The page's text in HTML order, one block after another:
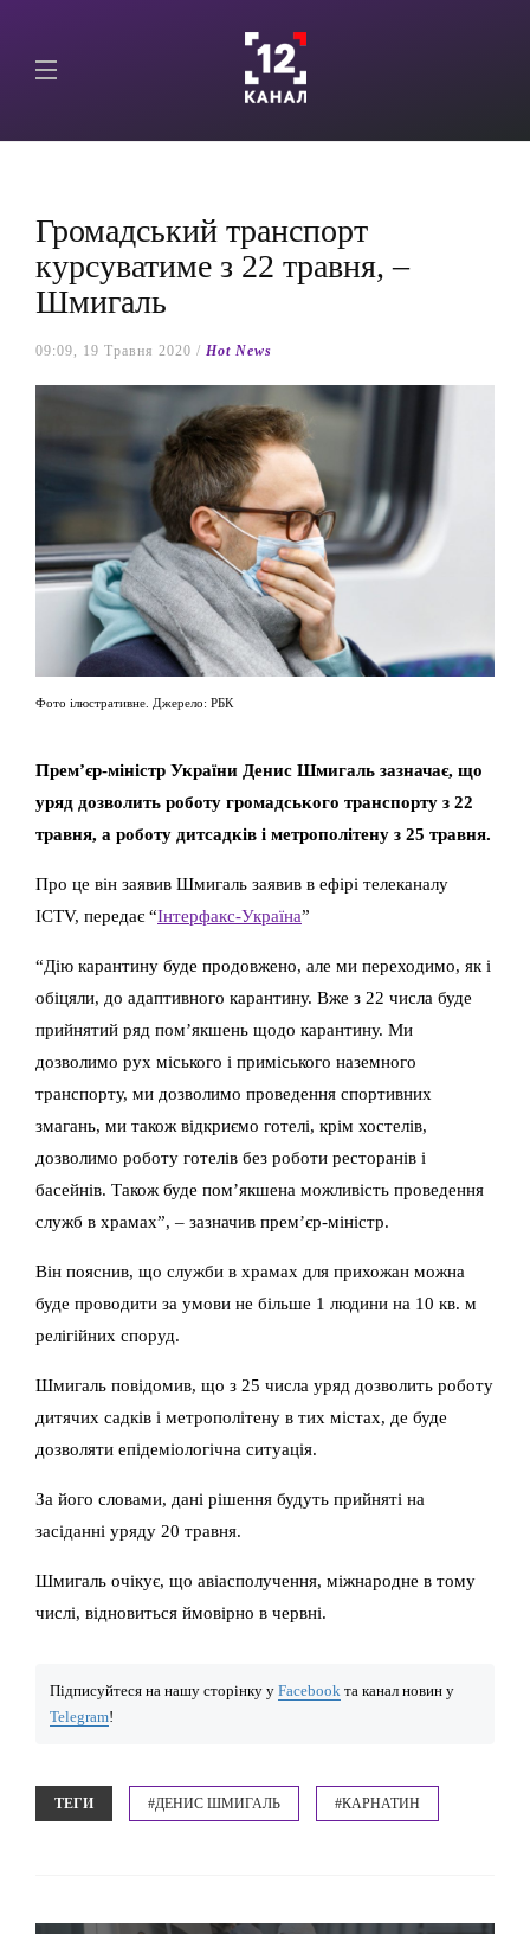
Громадський транспорт
курсуватиме з 22 травня, –
Шмигаль
09:09, 19 Травня 2020 / Hot News
Фото ілюстративне. Джерело: РБК
Прем’єр-міністр України Денис Шмигаль зазначає, що
уряд дозволить роботу громадського транспорту з 22
травня, а роботу дитсадків і метрополітену з 25 травня.
Про це він заявив Шмигаль заявив в ефірі телеканалу
ICTV, передає “Інтерфакс-Україна”
“Дію карантину буде продовжено, але ми переходимо, як і
обіцяли, до адаптивного карантину. Вже з 22 числа буде
прийнятий ряд пом’якшень щодо карантину. Ми
дозволимо рух міського і приміського наземного
транспорту, ми дозволимо проведення спортивних
змагань, ми також відкриємо готелі, крім хостелів,
дозволимо роботу готелів без роботи ресторанів і
басейнів. Також буде пом’якшена можливість проведення
служб в храмах”, – зазначив прем’єр-міністр.
Він пояснив, що служби в храмах для прихожан можна
буде проводити за умови не більше 1 людини на 10 кв. м
релігійних споруд.
Шмигаль повідомив, що з 25 числа уряд дозволить роботу
дитячих садків і метрополітену в тих містах, де буде
дозволяти епідеміологічна ситуація.
За його словами, дані рішення будуть прийняті на
засіданні уряду 20 травня.
Шмигаль очікує, що авіасполучення, міжнародне в тому
числі, відновиться ймовірно в червні.
Підписуйтеся на нашу сторінку у Facebook та канал новин у
Telegram!
ТЕГИ #ДЕНИС ШМИГАЛЬ #КАРНАТИН